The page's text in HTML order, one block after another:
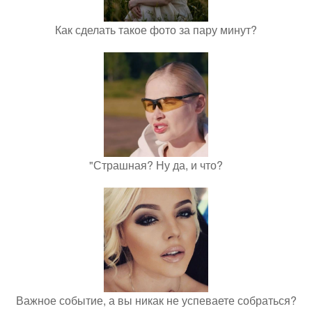
Как сделать такое фото за пару минут?
"Страшная? Ну да, и что?
Важное событие, а вы никак не успеваете собраться?